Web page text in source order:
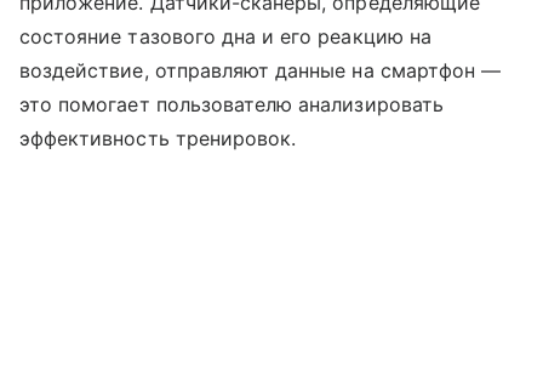
состояние тазового дна и его реакцию на
воздействие, отправляют данные на смартфон —
это помогает пользователю анализировать
эффективность тренировок.